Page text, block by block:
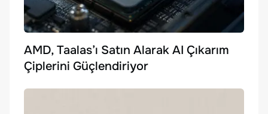
AMD, Taalas’ı Satın Alarak AI Çıkarım
Çiplerini Güçlendiriyor